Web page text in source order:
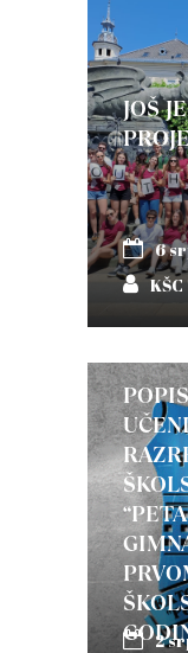
JOŠ
6
2